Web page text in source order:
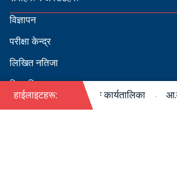
विज्ञापन
परीक्षा केन्द्र
लिखित नतिजा
सिफारिस
हाईलाइटहरू:
पदपूर्ति सम्बन्धी वार्षिक कार्यतालिका